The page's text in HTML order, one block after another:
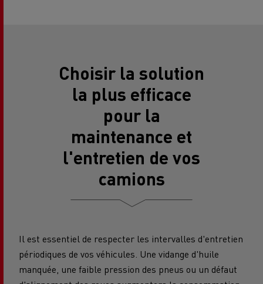
Choisir la solution
la plus efficace
pour la
maintenance et
l'entretien de vos
camions
Il est essentiel de respecter les intervalles d'entretien
périodiques de vos véhicules. Une vidange d'huile
manquée, une faible pression des pneus ou un défaut